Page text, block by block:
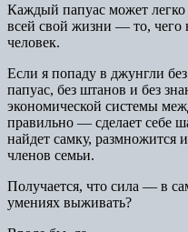
Каждый папуас может
всей свой жизни — то, чего
человек.
Если я попаду в джунгли
папуас, без штанов и без
экономической системы
правильно — сделает себе
найдет самку, размножится
членов семьи.
Получается, что сила — в
умениях выживать?